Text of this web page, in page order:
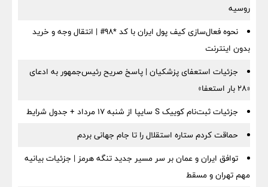
روسیه
نحوه فعال‌سازی کیف پول ایران با کد *98# | انتقال وجه و خرید
بدون اینترنت
جزئیات استعفای پزشکیان | پاسخ صریح رئیس‌جمهور به ادعای
«۲۸ بار استعفا»
جزئیات ثبت‌نام کوییک S سایپا از شنبه ۱۷ مرداد + جدول شرایط
حماقت کردم ستاره استقلال را تا جام جهانی بردم
توافق ایران و عمان بر سر مسیر جدید تنگه هرمز | جزئیات بیانیه
مهم تهران و مسقط